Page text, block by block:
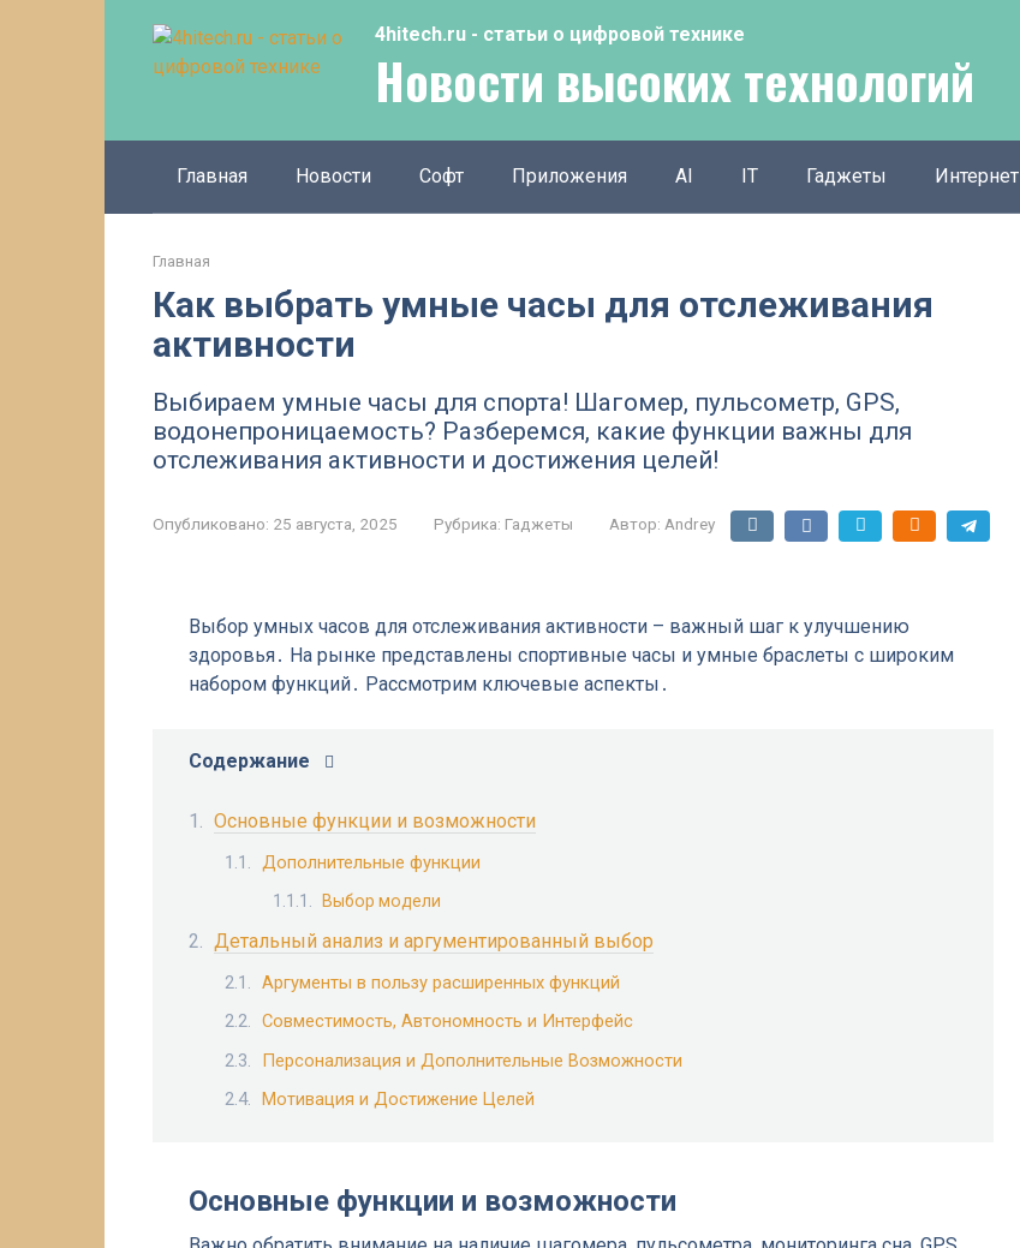
4hitech.ru - статьи о цифровой технике
Новости высоких технологий
Главная Новости Софт Приложения AI IT Гаджеты Интернет
Главная
Как выбрать умные часы для отслеживания
активности
Выбираем умные часы для спорта! Шагомер, пульсометр, GPS,
водонепроницаемость? Разберемся, какие функции важны для
отслеживания активности и достижения целей!
Опубликовано: 25 августа, 2025 Рубрика: Гаджеты Автор: Andrey
Выбор умных часов для отслеживания активности – важный шаг к улучшению
здоровья․ На рынке представлены спортивные часы и умные браслеты с широким
набором функций․ Рассмотрим ключевые аспекты․
Содержание
Основные функции и возможности
Дополнительные функции
Выбор модели
Детальный анализ и аргументированный выбор
Аргументы в пользу расширенных функций
Совместимость, Автономность и Интерфейс
Персонализация и Дополнительные Возможности
Мотивация и Достижение Целей
Основные функции и возможности